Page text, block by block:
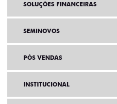
SOLUÇÕES FINANCEIRAS
SEMINOVOS
PÓS VENDAS
INSTITUCIONAL